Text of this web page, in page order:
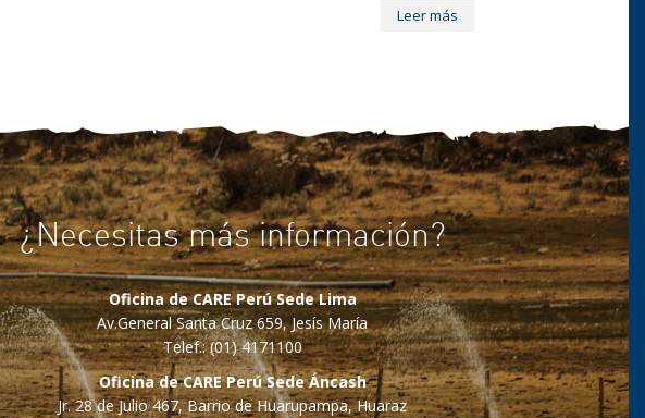
Leer más
¿Necesitas más información?
Oficina de CARE Perú Sede Lima
Av.General Santa Cruz 659, Jesís María
Telef.: (01) 4171100
Oficina de CARE Perú Sede Áncash
Jr. 28 de Julio 467, Barrio de Huarupampa, Huaraz